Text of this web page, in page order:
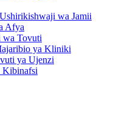
wa Jamii
Afya
wa Tovuti
ya Kliniki
ya Ujenzi
Kibinafsi